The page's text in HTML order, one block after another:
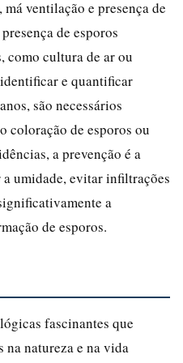
ventilação e presença de
de esporos
como cultura de ar ou
e quantificar
são necessários
coloração de esporos ou
a prevenção é a
umidade, evitar infiltrações
a
de esporos.
fascinantes que
na natureza e na vida